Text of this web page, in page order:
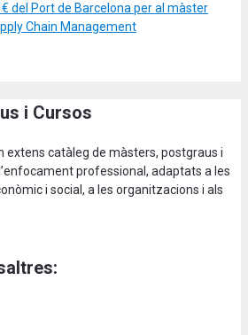
del Port de Barcelona per al màster
Chain Management
i Cursos
extens catàleg de màsters, postgraus i
professional, adaptats a les
i social, a les organitzacions i als